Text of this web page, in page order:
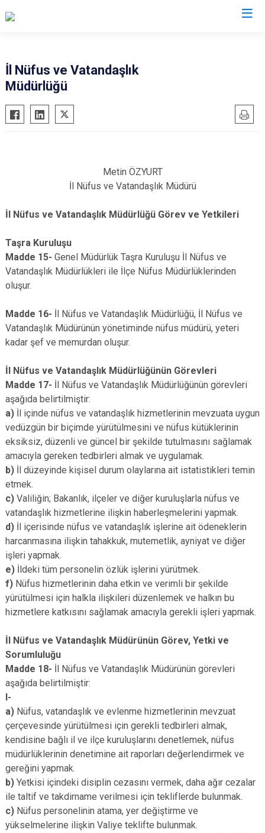
İl Nüfus ve Vatandaşlık
Müdürlüğü
Metin ÖZYURT
İl Nüfus ve Vatandaşlık Müdürü
İl Nüfus ve Vatandaşlık Müdürlüğü Görev ve Yetkileri
Taşra Kuruluşu
Madde 15- Genel Müdürlük Taşra Kuruluşu İl Nüfus ve
Vatandaşlık Müdürlükleri ile İlçe Nüfus Müdürlüklerinden
oluşur.
Madde 16- İl Nüfus ve Vatandaşlık Müdürlüğü, İl Nüfus ve
Vatandaşlık Müdürünün yönetiminde nüfus müdürü, yeteri
kadar şef ve memurdan oluşur.
İl Nüfus ve Vatandaşlık Müdürlüğünün Görevleri
Madde 17- İl Nüfus ve Vatandaşlık Müdürlüğünün görevleri
aşağıda belirtilmiştir:
a) İl içinde nüfus ve vatandaşlık hizmetlerinin mevzuata uygun
vedüzgün bir biçimde yürütülmesini ve nüfus kütüklerinin
eksiksiz, düzenli ve güncel bir şekilde tutulmasını sağlamak
amacıyla gereken tedbirleri almak ve uygulamak.
b) İl düzeyinde kişisel durum olaylarına ait istatistikleri temin
etmek.
c) Valiliğin; Bakanlık, ilçeler ve diğer kuruluşlarla nüfus ve
vatandaşlık hizmetlerine ilişkin haberleşmelerini yapmak.
d) İl içerisinde nüfus ve vatandaşlık işlerine ait ödeneklerin
harcanmasına ilişkin tahakkuk, mutemetlik, ayniyat ve diğer
işleri yapmak.
e) İldeki tüm personelin özlük işlerini yürütmek.
f) Nüfus hizmetlerinin daha etkin ve verimli bir şekilde
yürütülmesi için halkla ilişkileri düzenlemek ve halkın bu
hizmetlere katkısını sağlamak amacıyla gerekli işleri yapmak.
İl Nüfus ve Vatandaşlık Müdürünün Görev, Yetki ve
Sorumluluğu
Madde 18- İl Nüfus ve Vatandaşlık Müdürünün görevleri
aşağıda belirtilmiştir:
I-
a) Nüfus, vatandaşlık ve evlenme hizmetlerinin mevzuat
çerçevesinde yürütülmesi için gerekli tedbirleri almak,
kendisine bağlı il ve ilçe kuruluşlarını denetlemek, nüfus
müdürlüklerinin denetimine ait raporları değerlendirmek ve
gereğini yapmak.
b) Yetkisi içindeki disiplin cezasını vermek, daha ağır cezalar
ile taltif ve takdirname verilmesi için tekliflerde bulunmak.
c) Nüfus personelinin atama, yer değiştirme ve
yükselmelerine ilişkin Valiye teklifte bulunmak.